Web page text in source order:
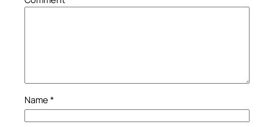
Name *